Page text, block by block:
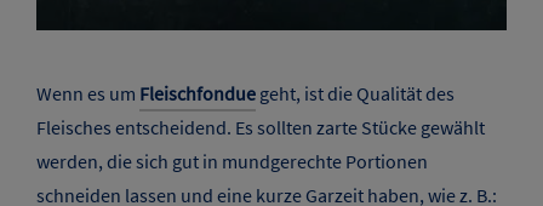
Wenn es um Fleischfondue geht, ist die Qualität des
Fleisches entscheidend. Es sollten zarte Stücke gewählt
werden, die sich gut in mundgerechte Portionen
schneiden lassen und eine kurze Garzeit haben, wie z. B.: